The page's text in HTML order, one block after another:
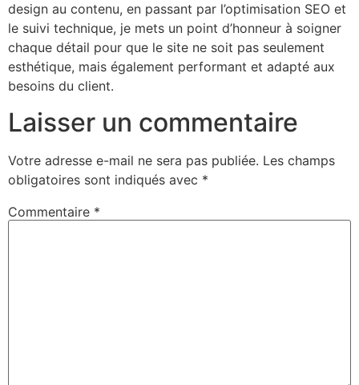
design au contenu, en passant par l’optimisation SEO et
le suivi technique, je mets un point d’honneur à soigner
chaque détail pour que le site ne soit pas seulement
esthétique, mais également performant et adapté aux
besoins du client.
Laisser un commentaire
Votre adresse e-mail ne sera pas publiée. Les champs
obligatoires sont indiqués avec *
Commentaire *